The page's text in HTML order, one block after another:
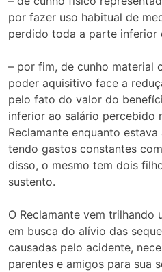
por fazer uso habitual de
perdido toda a parte inferior
– por fim, de cunho material
poder aquisitivo face a
pelo fato do valor do
inferior ao salário percebido
Reclamante enquanto
tendo gastos constantes
disso, o mesmo tem dois
sustento.
O Reclamante vem trilhando
em busca do alívio das
causadas pelo acidente,
parentes e amigos para sua